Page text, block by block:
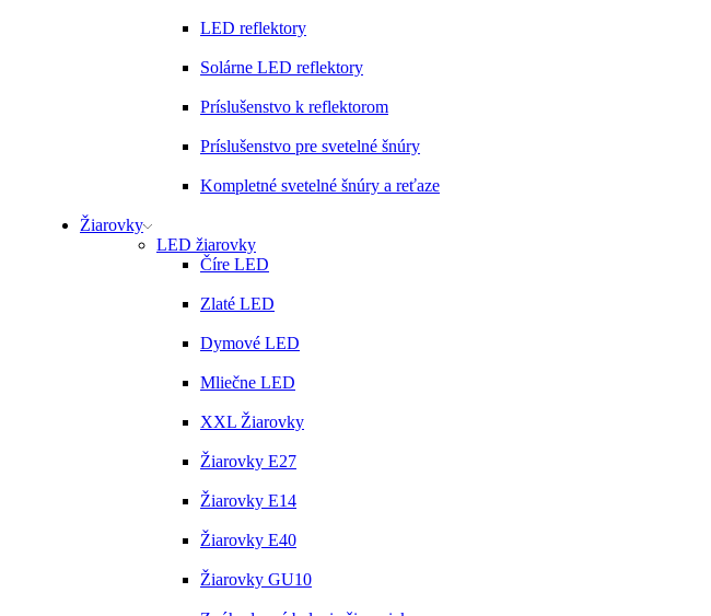
LED reflektory
Solárne LED reflektory
Príslušenstvo k reflektorom
Príslušenstvo pre svetelné šnúry
Kompletné svetelné šnúry a reťaze
Žiarovky
LED žiarovky
Číre LED
Zlaté LED
Dymové LED
Mliečne LED
XXL Žiarovky
Žiarovky E27
Žiarovky E14
Žiarovky E40
Žiarovky GU10